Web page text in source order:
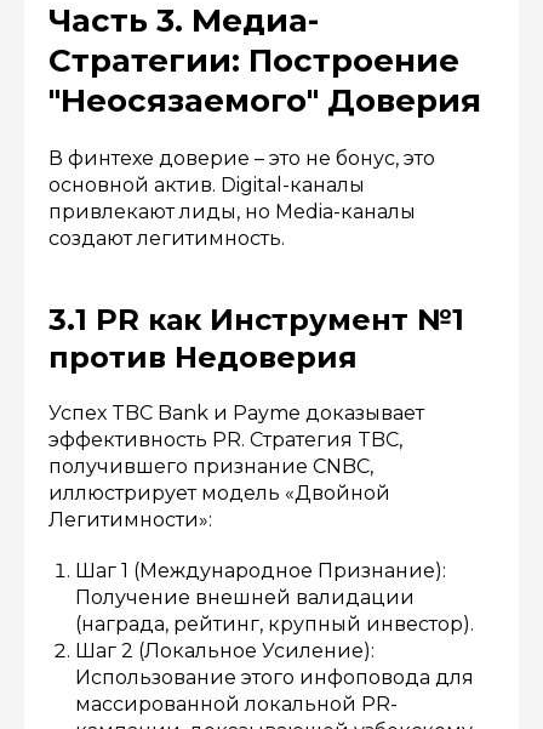
Часть 3. Медиа-
Стратегии: Построение
"Неосязаемого" Доверия
В финтехе доверие – это не бонус, это
основной актив. Digital-каналы
привлекают лиды, но Media-каналы
создают легитимность.
3.1 PR как Инструмент №1
против Недоверия
Успех TBC Bank и Payme доказывает
эффективность PR. Стратегия TBC,
получившего признание CNBC,
иллюстрирует модель «Двойной
Легитимности»:
Шаг 1 (Международное Признание):
Получение внешней валидации
(награда, рейтинг, крупный инвестор).
Шаг 2 (Локальное Усиление):
Использование этого инфоповода для
массированной локальной PR-